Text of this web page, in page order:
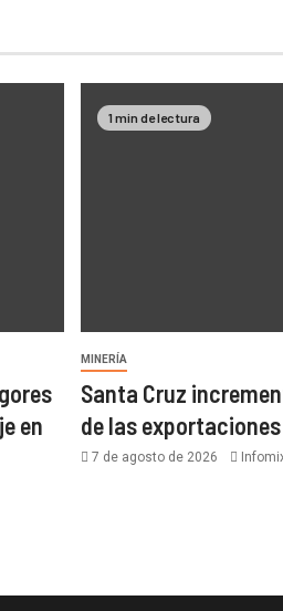
en
1 min de lectura
MINERÍA
Santa Cruz
de las exportaciones
7 de agosto de 2026